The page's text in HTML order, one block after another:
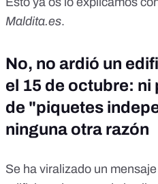
Maldita.es.
No, no ardió un
el 15 de octubre:
de "piquetes
ninguna otra razón
Se ha viralizado un